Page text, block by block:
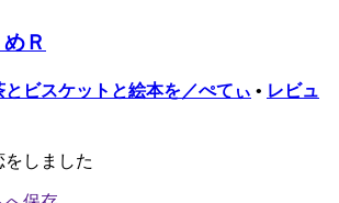
Ｒ
ビスケットと絵本を／ぺてぃ • レビュ
しました